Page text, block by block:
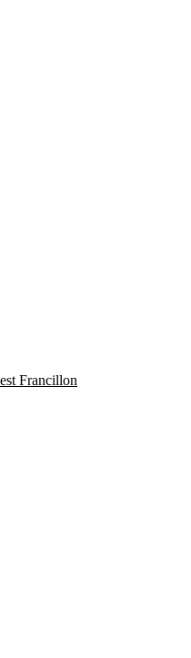
Francillon